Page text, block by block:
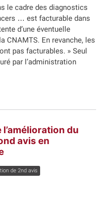
le cadre des diagnostics
… est facturable dans
d’une éventuelle
CNAMTS. En revanche, les
pas facturables. » Seul
par l’administration
du
avis en
de 2nd avis